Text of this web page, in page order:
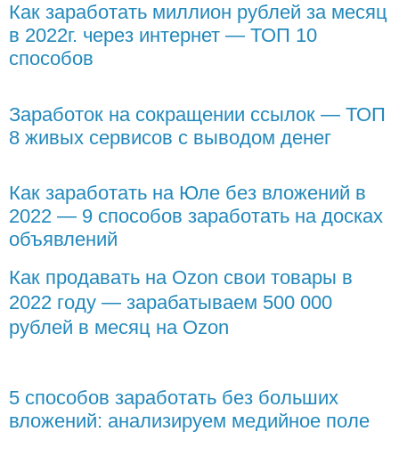
Как заработать миллион рублей за месяц
в 2022г. через интернет — ТОП 10
способов
Заработок на сокращении ссылок ― ТОП
8 живых сервисов с выводом денег
Как заработать на Юле без вложений в
2022 — 9 способов заработать на досках
объявлений
Как продавать на Ozon свои товары в
2022 году — зарабатываем 500 000
рублей в месяц на Ozon
5 способов заработать без больших
вложений: анализируем медийное поле